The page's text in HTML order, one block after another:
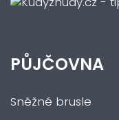
PŮJČOVNA
Sněžné brusle